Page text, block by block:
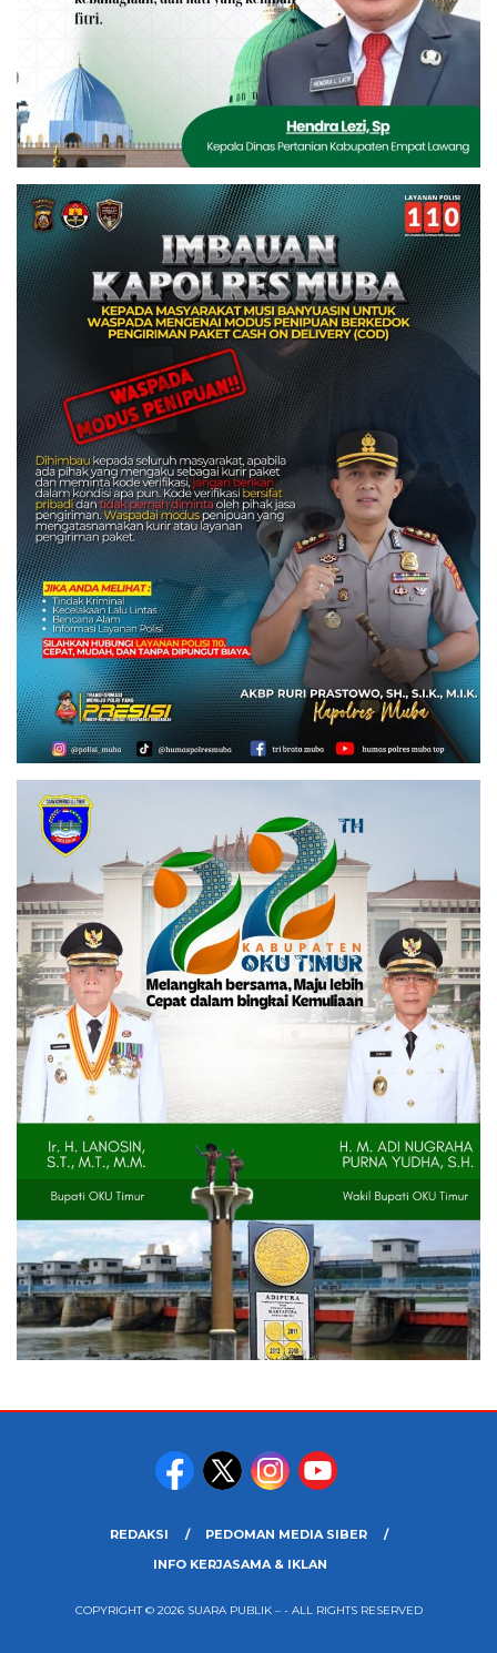
REDAKSI
PEDOMAN MEDIA SIBER
INFO KERJASAMA & IKLAN
COPYRIGHT © 2026 SUARA PUBLIK – - ALL RIGHTS RESERVED